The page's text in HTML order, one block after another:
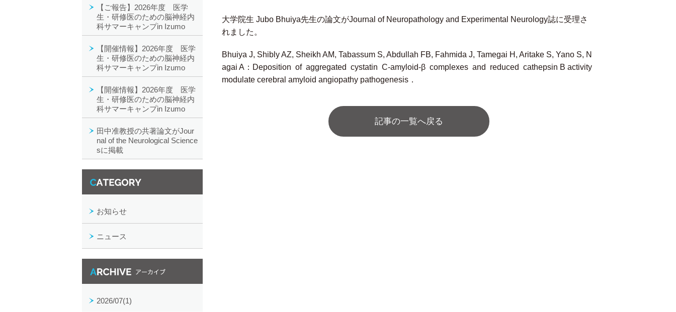
大学院生 Jubo Bhuiya先生の論文がJournal of Neuropathology and Experimental Neurology誌に受理さ
れました。
Bhuiya J, Shibly AZ, Sheikh AM, Tabassum S, Abdullah FB, Fahmida J, Tamegai H, Aritake S, Yano S, N
agai A：Deposition of aggregated cystatin C-amyloid-β complexes and reduced cathepsin B activity
modulate cerebral amyloid angiopathy pathogenesis．
記事の一覧へ戻る
【ご報告】2026年度 医学
生・研修医のための脳神経内
科サマーキャンプin Izumo
【開催情報】2026年度 医学
生・研修医のための脳神経内
科サマーキャンプin Izumo
【開催情報】2026年度 医学
生・研修医のための脳神経内
科サマーキャンプin Izumo
田中准教授の共著論文がJour
nal of the Neurological Science
sに掲載
お知らせ
ニュース
2026/07(1)